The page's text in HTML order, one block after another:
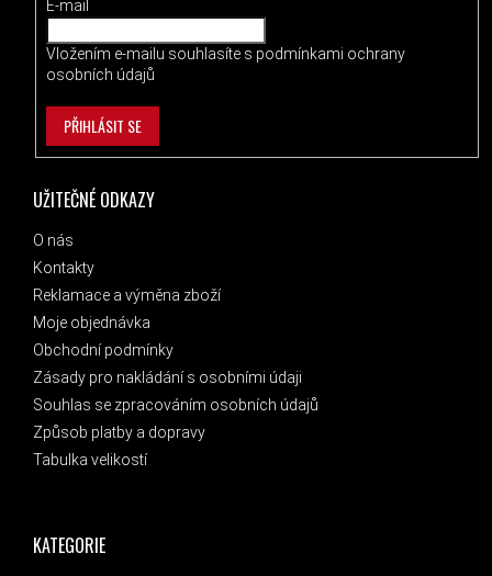
KATEGORIE
UŽITEČNÉ ODKAZY
O nás
Kontakty
Reklamace a výměna zboží
Moje objednávka
Obchodní podmínky
Zásady pro nakládání s osobními údaji
Souhlas se zpracováním osobních údajů
Způsob platby a dopravy
Tabulka velikostí
E-mail
Vložením e-mailu souhlasíte s podmínkami ochrany
osobních údajů
PŘIHLÁSIT SE